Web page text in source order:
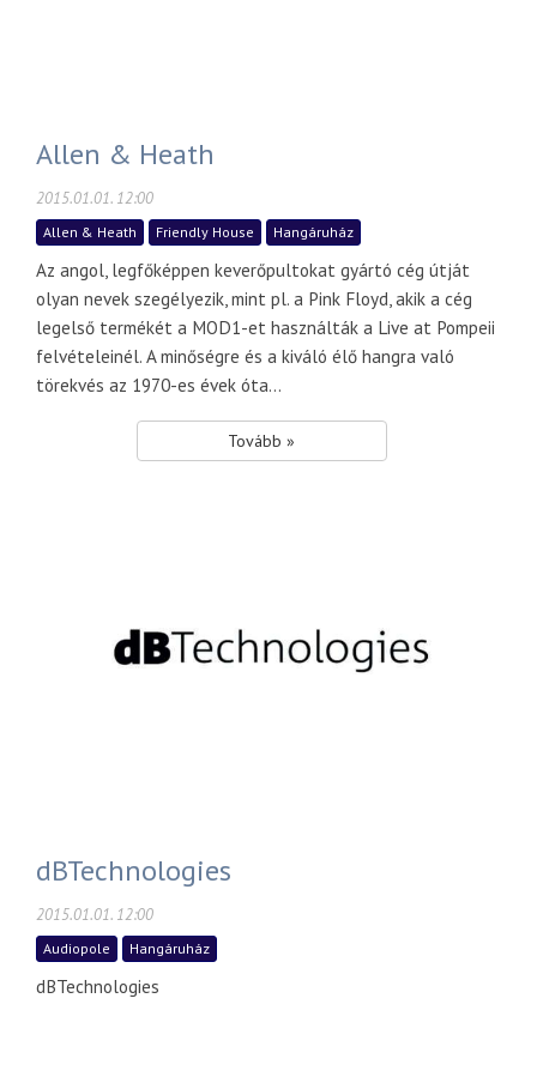
Allen & Heath
2015.01.01. 12:00
Allen & Heath Friendly House Hangáruház
Az angol, legfőképpen keverőpultokat gyártó cég útját
olyan nevek szegélyezik, mint pl. a Pink Floyd, akik a cég
legelső termékét a MOD1-et használták a Live at Pompeii
felvételeinél. A minőségre és a kiváló élő hangra való
törekvés az 1970-es évek óta...
Tovább »
dBTechnologies
2015.01.01. 12:00
Audiopole Hangáruház
dBTechnologies